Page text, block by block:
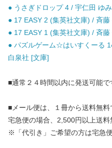
● うさぎドロップ 4 / 宇仁田 ゆ
● 17 EASY 2 (集英社文庫) / 斉
● 17 EASY 1 (集英社文庫) / 斉
● パズルゲーム☆はいすくーる
白泉社 [文庫]
■通常２４時間以内に発送可能で
■メール便は、１冊から送料無料
宅急便の場合、2,500円以上送料
※「代引き」ご希望の方は宅急